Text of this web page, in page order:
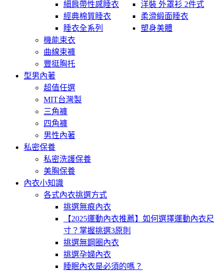
細肩帶性感睡衣
洋裝 外罩衫 2件式
經典棉質睡衣
柔滑緞面睡衣
睡衣全系列
塑身美體
機能束衣
曲線束褲
豐挺胸托
型男內著
超值任選
MIT台灣製
三角褲
四角褲
男性內著
私密保養
私密洗護保養
美胸保養
內衣小知識
各式內衣挑選方式
挑選無痕內衣
【2025運動內衣推薦】如何選擇運動內衣尺
寸？掌握挑選3原則
挑選無鋼圈內衣
挑選孕婦內衣
睡眠內衣是必須的嗎？